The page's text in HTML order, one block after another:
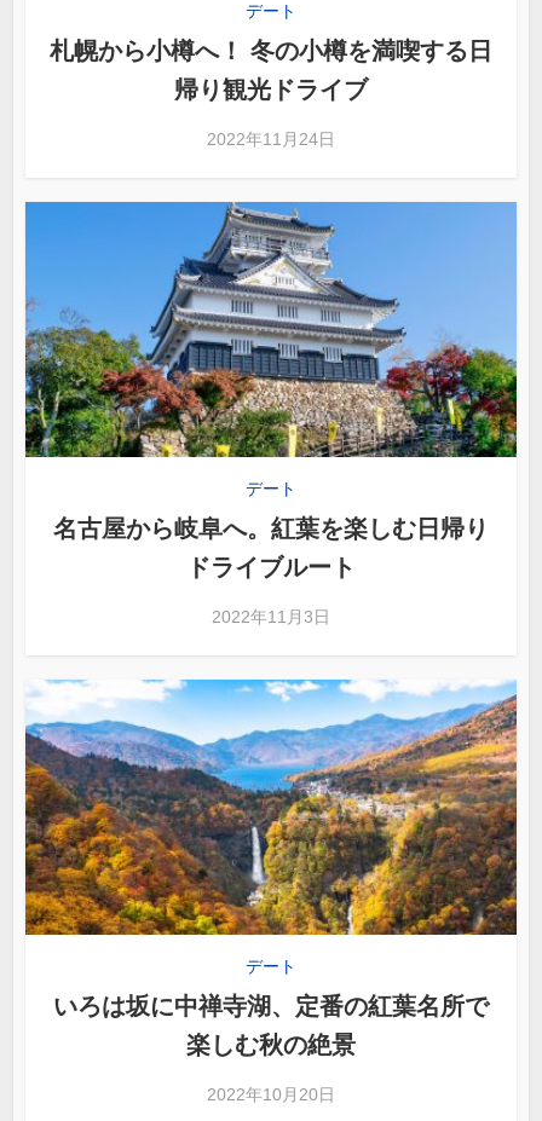
デート
札幌から小樽へ！ 冬の小樽を満喫する日
帰り観光ドライブ
2022年11月24日
デート
名古屋から岐阜へ。紅葉を楽しむ日帰り
ドライブルート
2022年11月3日
デート
いろは坂に中禅寺湖、定番の紅葉名所で
楽しむ秋の絶景
2022年10月20日